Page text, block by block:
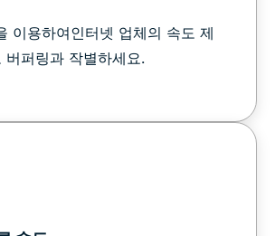
이용하여인터넷 업체의 속도 제
버퍼링과 작별하세요.